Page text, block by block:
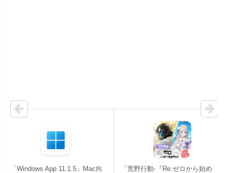
「Windows App 11.1.5」Mac向
「荒野行動-『Re:ゼロから始め